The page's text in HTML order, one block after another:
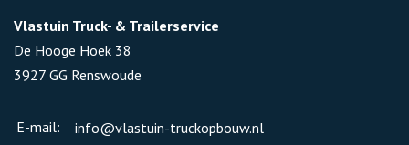
Vlastuin Truck- & Trailerservice
De Hooge Hoek 38
3927 GG Renswoude
E-mail:
info@vlastuin-truckopbouw.nl